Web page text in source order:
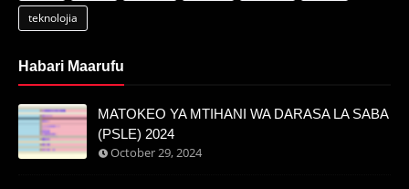
teknolojia
Habari Maarufu
MATOKEO YA MTIHANI WA DARASA LA SABA
(PSLE) 2024
October 29, 2024